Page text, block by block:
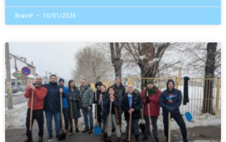
Bravo! 10/01/2026